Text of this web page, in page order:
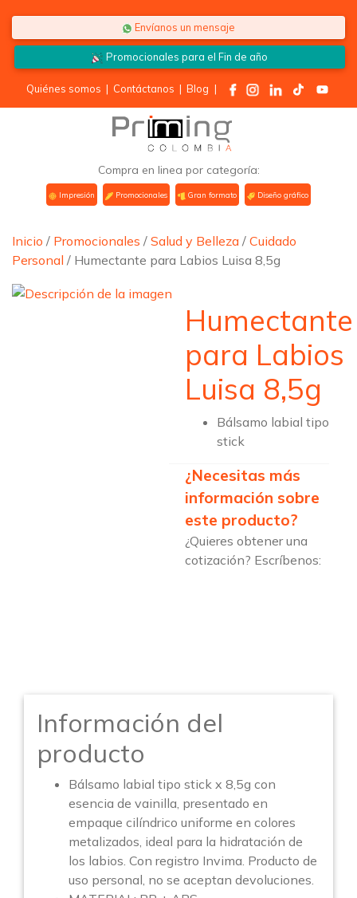
Envíanos un mensaje
Promocionales para elFin de año
Quiénes somos | Contáctanos | Blog |
Compra en linea por categoría:
Impresión Promocionales Gran formato Diseño gráfico
Inicio / Promocionales / Salud y Belleza / Cuidado
Personal / Humectante para Labios Luisa 8,5g
Humectante
para Labios
Luisa 8,5g
Bálsamo labial tipo
stick
¿Necesitas más
información sobre
este producto?
¿Quieres obtener una
cotización? Escríbenos:
Información del
producto
Bálsamo labial tipo stick x 8,5g con
esencia de vainilla, presentado en
empaque cilíndrico uniforme en colores
metalizados, ideal para la hidratación de
los labios. Con registro Invima. Producto de
uso personal, no se aceptan devoluciones.